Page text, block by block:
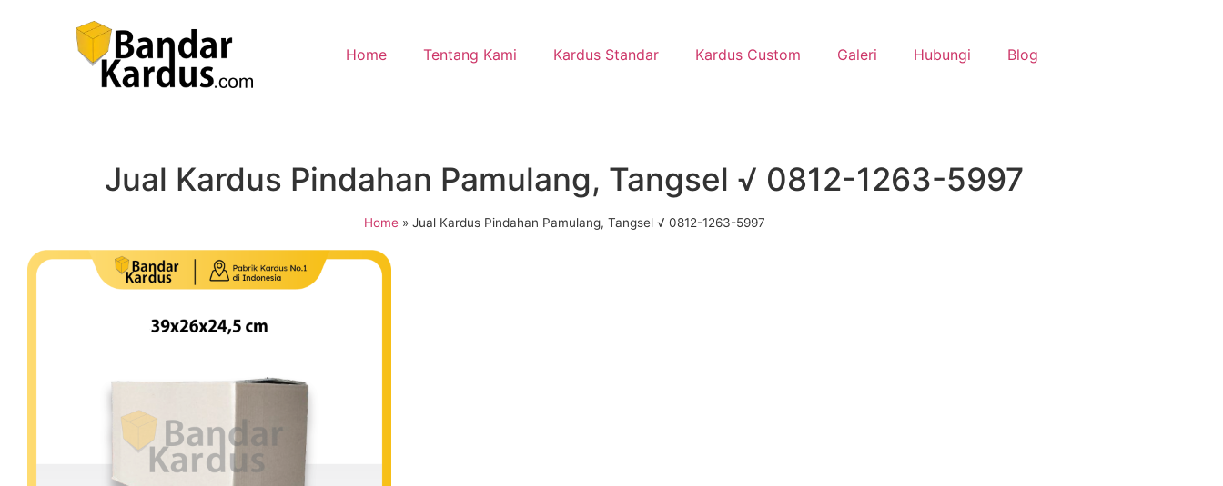
Home Tentang Kami Kardus Standar Kardus Custom Galeri Hubungi Blog
Jual Kardus Pindahan Pamulang, Tangsel √ 0812-1263-5997
Home» Jual Kardus Pindahan Pamulang, Tangsel √ 0812-1263-5997